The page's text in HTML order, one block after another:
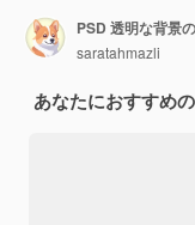
PSD 透明な背景
saratahmazli
あなたにおすすめ